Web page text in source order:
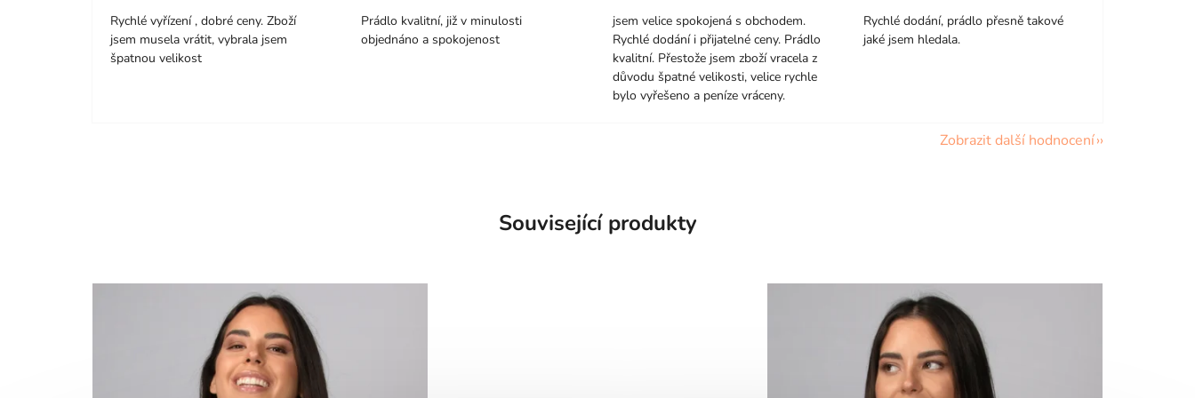
Rychlé vyřízení , dobré ceny. Zboží
jsem musela vrátit, vybrala jsem
špatnou velikost
Prádlo kvalitní, již v minulosti
objednáno a spokojenost
jsem velice spokojená s obchodem.
Rychlé dodání i přijatelné ceny. Prádlo
kvalitní. Přestože jsem zboží vracela z
důvodu špatné velikosti, velice rychle
bylo vyřešeno a peníze vráceny.
Rychlé dodání, prádlo přesně takové
jaké jsem hledala.
Zobrazit další hodnocení
Související produkty